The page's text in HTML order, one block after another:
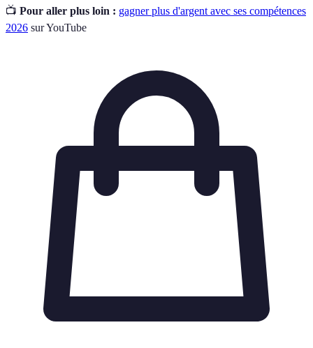
📺 Pour aller plus loin : gagner plus d'argent avec ses compétences
2026 sur YouTube